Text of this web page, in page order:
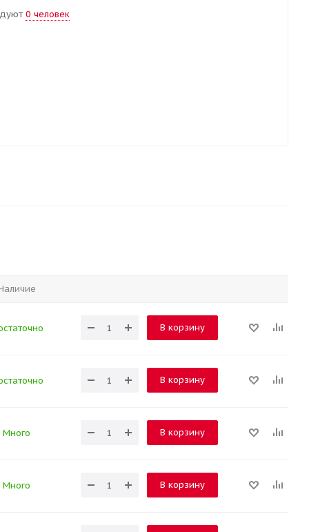
0 человек
В корзину
В корзину
Много В корзину
Много В корзину